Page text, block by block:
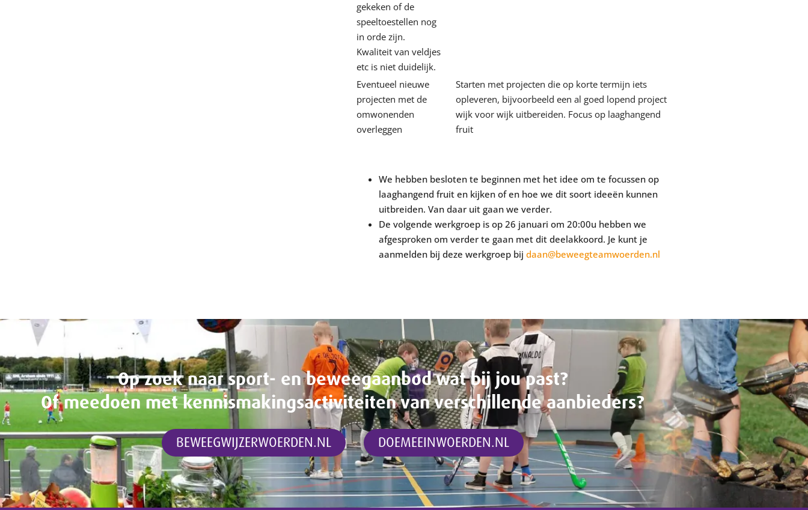
gekeken of de
speeltoestellen nog
in orde zijn.
Kwaliteit van veldjes
etc is niet duidelijk.
Eventueel nieuwe
projecten met de
omwonenden
overleggen
Starten met projecten die op korte termijn iets
opleveren, bijvoorbeeld een al goed lopend project
wijk voor wijk uitbereiden. Focus op laaghangend
fruit
We hebben besloten te beginnen met het idee om te focussen op
laaghangend fruit en kijken of en hoe we dit soort ideeën kunnen
uitbreiden. Van daar uit gaan we verder.
De volgende werkgroep is op 26 januari om 20:00u hebben we
afgesproken om verder te gaan met dit deelakkoord. Je kunt je
aanmelden bij deze werkgroep bij daan@beweegteamwoerden.nl
Op zoek naar sport- en beweegaanbod wat bij jou past?
Of meedoen met kennismakingsactiviteiten van verschillende aanbieders?
BEWEEGWIJZERWOERDEN.NL DOEMEEINWOERDEN.NL